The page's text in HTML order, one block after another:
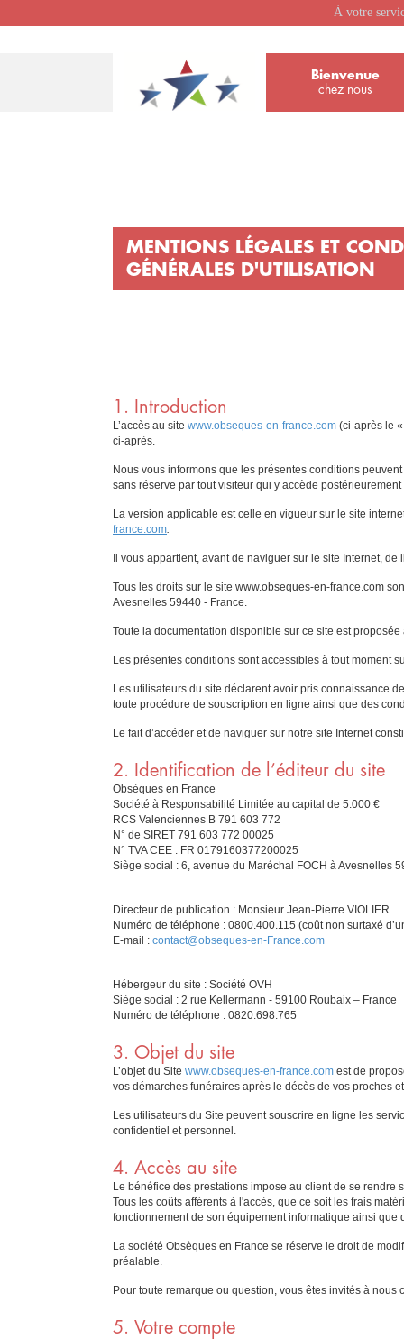
À votre
Bienvenue
chez nous
MENTIONS LÉGALES ET
GÉNÉRALES D'UTILISATION
1. Introduction
L’accès au site www.obseques-en-france.com (ci-après le
ci-après.
Nous vous informons que les présentes conditions
sans réserve par tout visiteur qui y accède
La version applicable est celle en vigueur sur le site
france.com.
Il vous appartient, avant de naviguer sur le site Internet,
Tous les droits sur le site www.obseques-en-france.com
Avesnelles 59440 - France.
Toute la documentation disponible sur ce site est
Les présentes conditions sont accessibles à tout moment
Les utilisateurs du site déclarent avoir pris connaissance
toute procédure de souscription en ligne ainsi que des
Le fait d’accéder et de naviguer sur notre site Internet
2. Identification de l’éditeur du site
Obsèques en France
Société à Responsabilité Limitée au capital de 5.000 €
RCS Valenciennes B 791 603 772
N° de SIRET 791 603 772 00025
N° TVA CEE : FR 0179160377200025
Siège social : 6, avenue du Maréchal FOCH à Avesnelles
Directeur de publication : Monsieur Jean-Pierre VIOLIER
Numéro de téléphone : 0800.400.115 (coût non surtaxé
E-mail : contact@obseques-en-France.com
Hébergeur du site : Société OVH
Siège social : 2 rue Kellermann - 59100 Roubaix – France
Numéro de téléphone : 0820.698.765
3. Objet du site
L’objet du Site www.obseques-en-france.com est de
vos démarches funéraires après le décès de vos proches
Les utilisateurs du Site peuvent souscrire en ligne les
confidentiel et personnel.
4. Accès au site
Le bénéfice des prestations impose au client de se rendre
Tous les coûts afférents à l'accès, que ce soit les frais
fonctionnement de son équipement informatique ainsi que
La société Obsèques en France se réserve le droit de
préalable.
Pour toute remarque ou question, vous êtes invités à nous
5. Votre compte